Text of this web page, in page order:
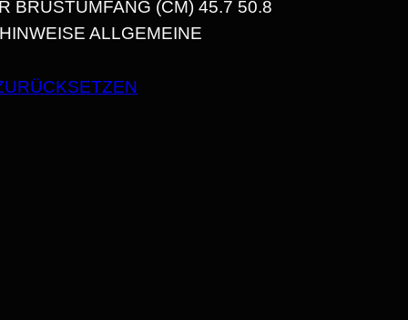
(CM) 45.7 50.8 5
ALLGEMEINE P